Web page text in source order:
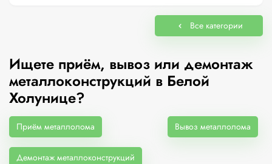
Все категории
Ищете приём, вывоз или демонтаж
металлоконструкций в Белой
Холунице?
Приём металлолома Вывоз металлолома
Демонтаж металлоконструкций